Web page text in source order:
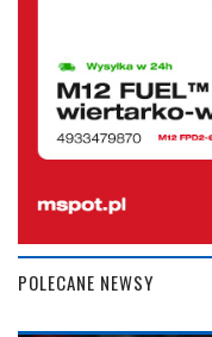
POLECANE NEWSY